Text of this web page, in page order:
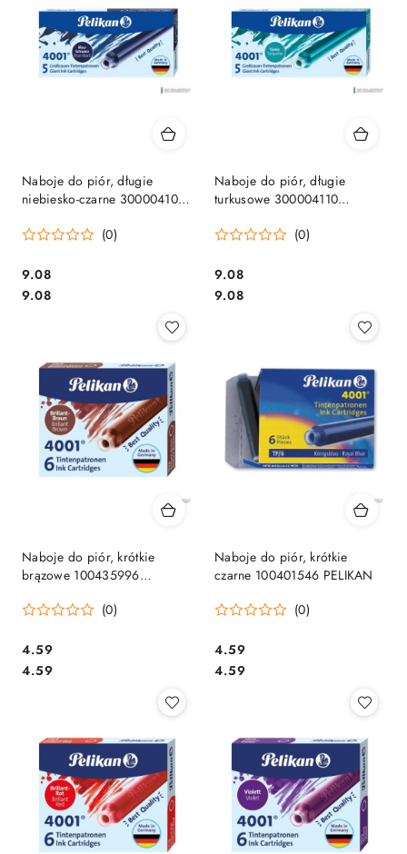
Naboje do piór, długie
niebiesko-czarne 300004108
(0)
Cena:
9.08
Cena:
9.08
Naboje do piór, długie
turkusowe 300004110
(0)
Cena:
9.08
Cena:
9.08
Naboje do piór, krótkie
brązowe 100435996
(0)
Cena:
4.59
Cena:
4.59
Naboje do piór, krótkie
czarne 100401546 PELIKAN
(0)
Cena:
4.59
Cena:
4.59